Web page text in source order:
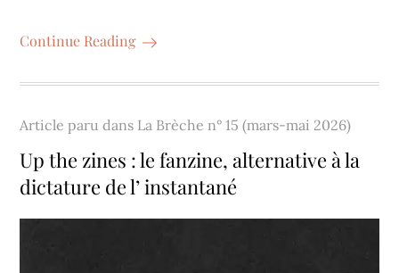
Continue Reading
Article paru dans La Brèche n° 15 (mars-mai 2026)
Up the zines : le fanzine, alternative à la
dictature de l’ instantané